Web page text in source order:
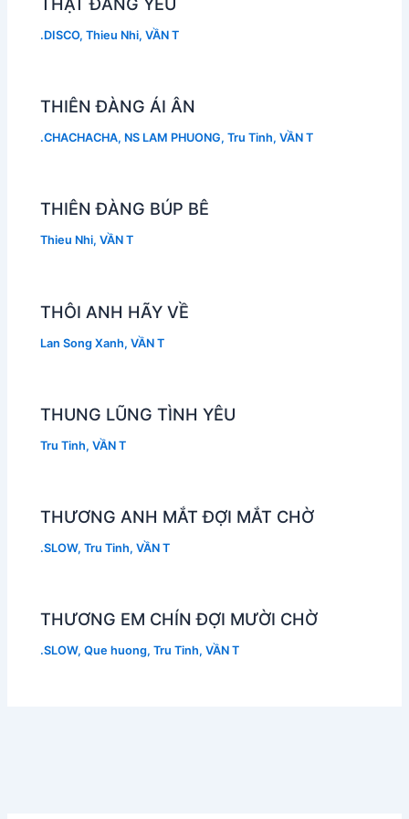
.DISCO,Thieu Nhi,VẦN T
THIÊN ĐÀNG ÁI ÂN
.CHACHACHA, NS LAM PHUONG,Tru Tinh,VẦN T
THIÊN ĐÀNG BÚP BÊ
Thieu Nhi,VẦN T
THÔI ANH HÃY VỀ
Lan Song Xanh,VẦN T
THUNG LŨNG TÌNH YÊU
Tru Tinh,VẦN T
THƯƠNG ANH MẮT ĐỢI MẮT CHỜ
.SLOW,Tru Tinh,VẦN T
THƯƠNG EM CHÍN ĐỢI MƯỜI CHỜ
.SLOW,Que huong,Tru Tinh,VẦN T